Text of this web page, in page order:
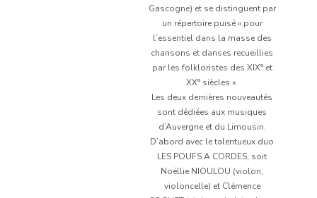
Gascogne) et se distinguent par
un répertoire puisé « pour
l’essentiel dans la masse des
chansons et danses recueillies
par les folkloristes des XIX° et
XX° siècles ».
Les deux dernières nouveautés
sont dédiées aux musiques
d’Auvergne et du Limousin.
D’abord avec le talentueux duo
LES POUFS A CORDES, soit
Noëllie NIOULOU (violon,
violoncelle) et Clémence